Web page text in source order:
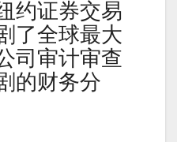
约证券交易
了全球最大
司审计审查
的财务分